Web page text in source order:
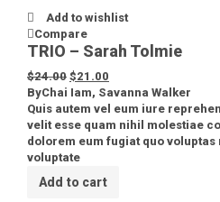
Add to wishlist
Compare
TRIO – Sarah Tolmie
$24.00 $21.00
ByChai Iam, Savanna Walker
Quis autem vel eum iure
velit esse quam nihil molestiae
dolorem eum fugiat quo
voluptate
Add to cart